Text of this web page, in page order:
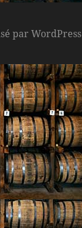
par WordPress